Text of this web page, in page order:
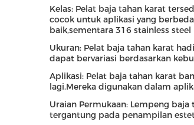
Kelas: Pelat baja tahan karat
cocok untuk aplikasi yang
baik,sementara 316 stainless
Ukuran: Pelat baja tahan karat
dapat bervariasi berdasarkan
Aplikasi: Pelat baja tahan karat
lagi.Mereka digunakan dalam
Uraian Permukaan: Lempeng
tergantung pada penampilan